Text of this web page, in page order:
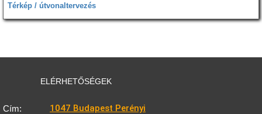
Térkép / útvonaltervezés
ELÉRHETŐSÉGEK
Cím:
1047 Budapest Perényi